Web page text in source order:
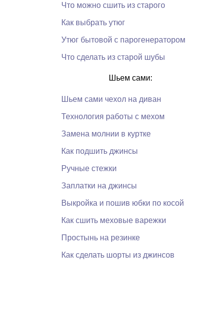
Что можно сшить из старого
Как выбрать утюг
Утюг бытовой с парогенератором
Что сделать из старой шубы
Шьем сами:
Шьем сами чехол на диван
Технология работы с мехом
Замена молнии в куртке
Как подшить джинсы
Ручные стежки
Заплатки на джинсы
Выкройка и пошив юбки по косой
Как сшить меховые варежки
Простынь на резинке
Как сделать шорты из джинсов